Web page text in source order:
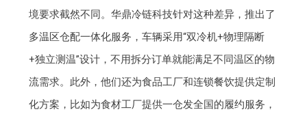
境要求截然不同。华鼎冷链科技针对这种差异，推出了
多温区仓配一体化服务，车辆采用“双冷机+物理隔断
+独立测温”设计，不用拆分订单就能满足不同温区的物
流需求。此外，他们还为食品工厂和连锁餐饮提供定制
化方案，比如为食材工厂提供一仓发全国的履约服务，